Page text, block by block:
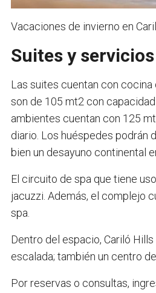
Vacaciones de invierno en
Suites y servicios
Las suites cuentan con
son de 105 mt2 con
ambientes cuentan con 125
diario. Los huéspedes podrán
bien un desayuno continental
El circuito de spa que tiene
jacuzzi. Además, el complejo
spa.
Dentro del espacio, Cariló
escalada; también un centro
Por reservas o consultas,